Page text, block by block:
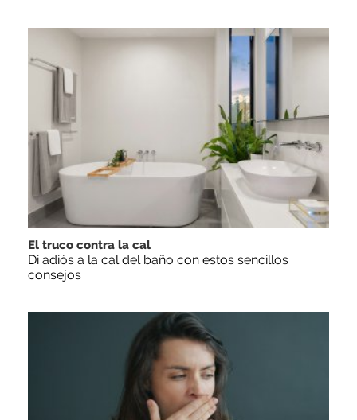
El truco contra la cal
Di adiós a la cal del baño con estos sencillos
consejos